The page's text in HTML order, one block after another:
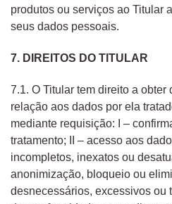
produtos ou serviços ao Titular
seus dados pessoais.
7. DIREITOS DO TITULAR
7.1. O Titular tem direito a
relação aos dados por ela
mediante requisição: I –
tratamento; II – acesso aos
incompletos, inexatos ou
anonimização, bloqueio ou
desnecessários, excessivos ou